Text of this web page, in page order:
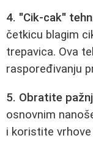
4. "Cik-cak"
četkicu blagim
trepavica. Ova
raspoređivanju
5. Obratite
osnovnim
i koristite